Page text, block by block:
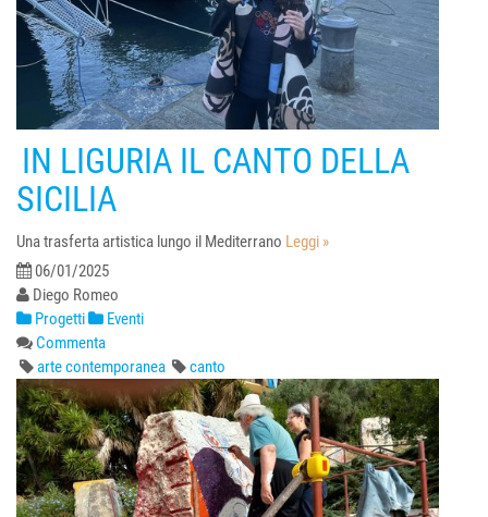
IN LIGURIA IL CANTO DELLA
SICILIA
Una trasferta artistica lungo il Mediterrano Leggi »
06/01/2025
Diego Romeo
Progetti
Eventi
Commenta
arte contemporanea
canto